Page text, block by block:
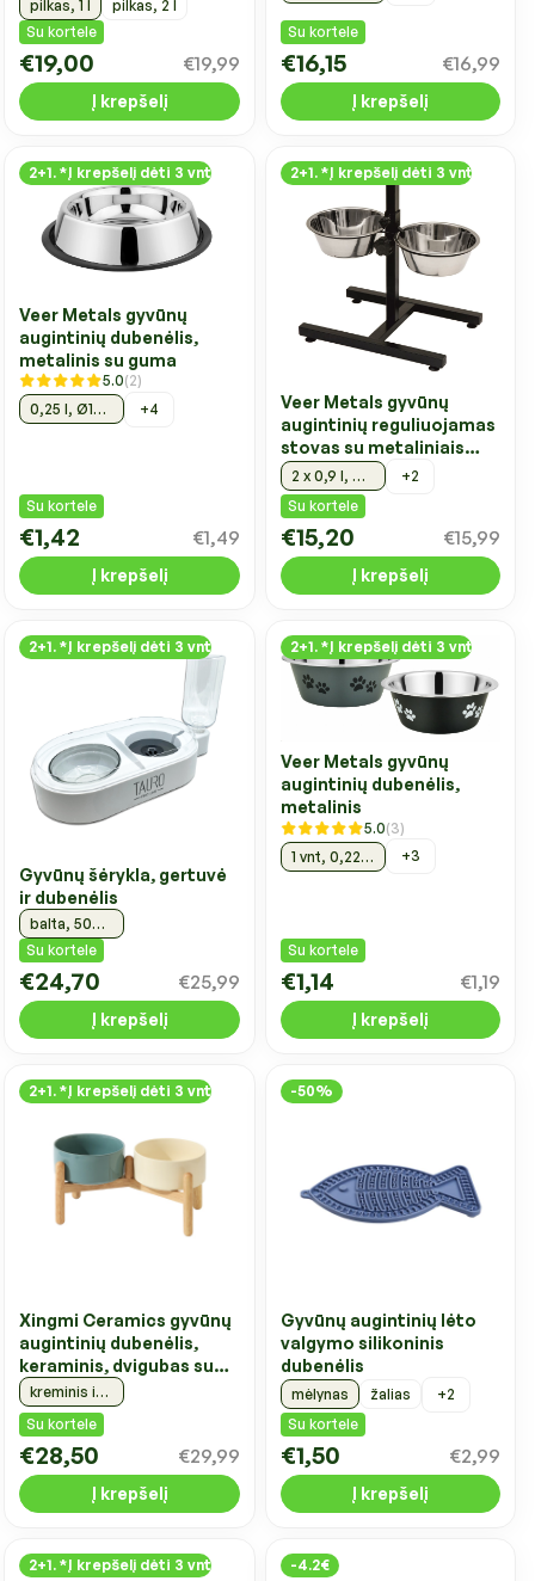
pilkas, 1 l
pilkas, 2 l
Su kortele
€19,00 €19,99
Į krepšelį
Su kortele
€16,15 €16,99
Į krepšelį
2+1. *Į krepšelį dėti 3 vnt
Veer Metals gyvūnų
augintinių dubenėlis,
metalinis su guma
5.0(2)
0,25 l, Ø15 cm
+4
Su kortele
€1,42 €1,49
Į krepšelį
2+1. *Į krepšelį dėti 3 vnt
Veer Metals gyvūnų
augintinių reguliuojamas
stovas su metaliniais
dubenėliais
2 x 0,9 l, Ø2x17 cm
+2
Su kortele
€15,20 €15,99
Į krepšelį
2+1. *Į krepšelį dėti 3 vnt
Gyvūnų šėrykla, gertuvė
ir dubenėlis
balta, 500 ml
Su kortele
€24,70 €25,99
Į krepšelį
2+1. *Į krepšelį dėti 3 vnt
Veer Metals gyvūnų
augintinių dubenėlis,
metalinis
5.0(3)
1 vnt, 0,22 l, Ø11,5 cm
+3
Su kortele
€1,14 €1,19
Į krepšelį
2+1. *Į krepšelį dėti 3 vnt
Xingmi Ceramics gyvūnų
augintinių dubenėlis,
keraminis, dvigubas su
stovu
kreminis ir tamsiai žalsvas, 2 x 0,85 l, 29x16,5 cm
Su kortele
€28,50 €29,99
Į krepšelį
-50%
Gyvūnų augintinių lėto
valgymo silikoninis
dubenėlis
mėlynas žalias
+2
Su kortele
€1,50 €2,99
Į krepšelį
2+1. *Į krepšelį dėti 3 vnt -4.2€